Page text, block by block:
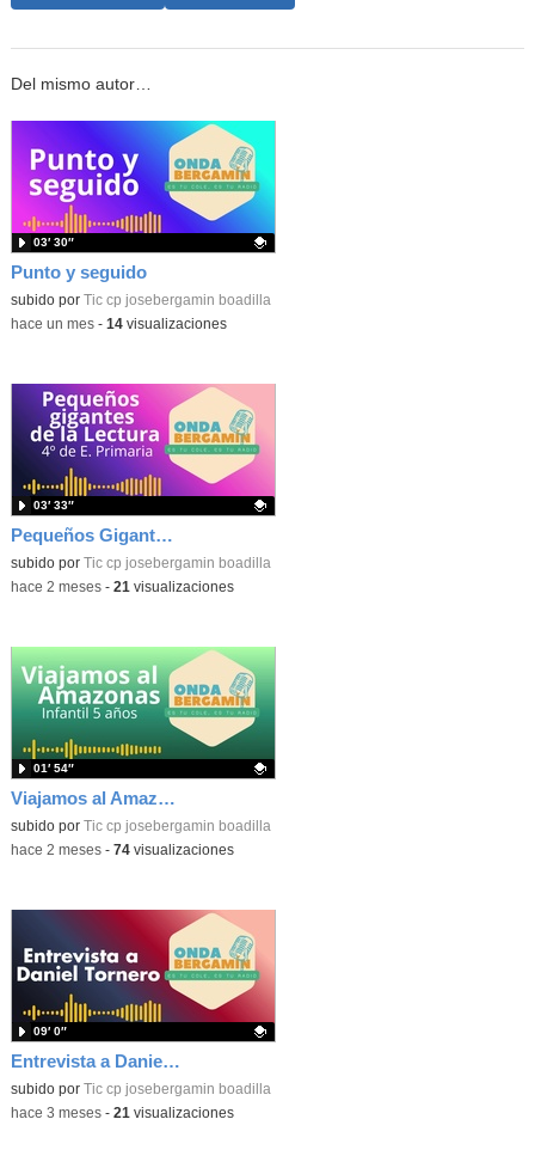
Del mismo autor…
Punto y seguido
Contenido educativo.
subido por Tic cp josebergamin boadilla
03′ 30″
-hace un mes- 14visualizaciones
Pequeños Gigantes de la Lectura
Contenido educativo.
subido por Tic cp josebergamin boadilla
03′ 33″
-hace 2 meses- 21 visualizaciones
Viajamos al Amazonas
Contenido educativo.
subido por Tic cp josebergamin boadilla
01′ 54″
-hace 2 meses- 74visualizaciones
Entrevista a Daniel Tornero
Contenido educativo.
subido por Tic cp josebergamin boadilla
09′ 0″
-hace 3 meses- 21 visualizaciones